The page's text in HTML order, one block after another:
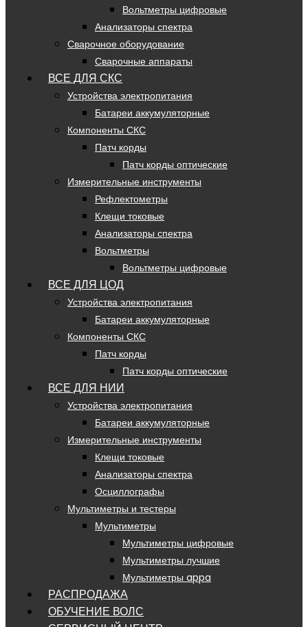
Вольтметры цифровые
Анализаторы спектра
Сварочное оборудование
Сварочные аппараты
ВСЕ ДЛЯ СКС
Устройства электропитания
Батареи аккумуляторные
Компоненты СКС
Патч корды
Патч корды оптические
Измерительные инструменты
Рефлектометры
Клещи токовые
Анализаторы спектра
Вольтметры
Вольтметры цифровые
ВСЕ ДЛЯ ЦОД
Устройства электропитания
Батареи аккумуляторные
Компоненты СКС
Патч корды
Патч корды оптические
ВСЕ ДЛЯ НИИ
Устройства электропитания
Батареи аккумуляторные
Измерительные инструменты
Клещи токовые
Анализаторы спектра
Осциллографы
Мультиметры и тестеры
Мультиметры
Мультиметры цифровые
Мультиметры лучшие
Мультиметры appa
РАСПРОДАЖА
ОБУЧЕНИЕ ВОЛС